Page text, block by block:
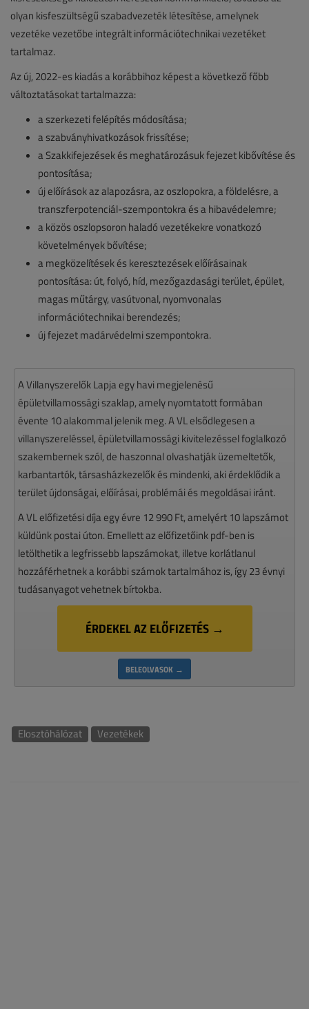
olyan kisfeszültségű szabadvezeték létesítése, amelynek
vezetéke vezetőbe integrált információtechnikai vezetéket
tartalmaz.
Az új, 2022-es kiadás a korábbihoz képest a következő főbb
változtatásokat tartalmazza:
a szerkezeti felépítés módosítása;
a szabványhivatkozások frissítése;
a Szakkifejezések és meghatározásuk fejezet kibővítése és
pontosítása;
új előírások az alapozásra, az oszlopokra, a földelésre, a
transzferpotenciál-szempontokra és a hibavédelemre;
a közös oszlopsoron haladó vezetékekre vonatkozó
követelmények bővítése;
a megközelítések és keresztezések előírásainak
pontosítása: út, folyó, híd, mezőgazdasági terület, épület,
magas műtárgy, vasútvonal, nyomvonalas
információtechnikai berendezés;
új fejezet madárvédelmi szempontokra.
A Villanyszerelők Lapja egy havi megjelenésű
épületvillamossági szaklap, amely nyomtatott formában
évente 10 alakommal jelenik meg. A VL elsődlegesen a
villanyszereléssel, épületvillamossági kivitelezéssel foglalkozó
szakembernek szól, de haszonnal olvashatják üzemeltetők,
karbantartók, társasházkezelők és mindenki, aki érdeklődik a
terület újdonságai, előírásai, problémái és megoldásai iránt.
A VL előfizetési díja egy évre 12 990 Ft, amelyért 10 lapszámot
küldünk postai úton. Emellett az előfizetőink pdf-ben is
letölthetik a legfrissebb lapszámokat, illetve korlátlanul
hozzáférhetnek a korábbi számok tartalmához is, így 23 évnyi
tudásanyagot vehetnek bírtokba.
ÉRDEKEL AZ ELŐFIZETÉS →
BELEOLVASOK →
Elosztóhálózat Vezetékek